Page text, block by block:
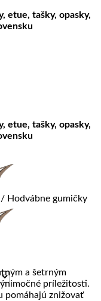
etue, tašky, opasky,
etue, tašky, opasky,
/ Hodvábne gumičky
a šetrným
príležitosti.
pomáhajú znižovať